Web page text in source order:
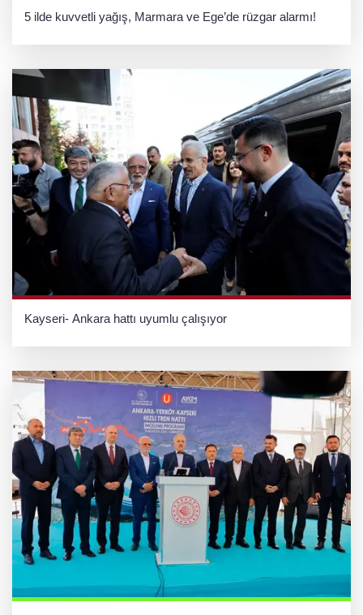
5 ilde kuvvetli yağış, Marmara ve Ege’de rüzgar alarmı!
Kayseri- Ankara hattı uyumlu çalışıyor